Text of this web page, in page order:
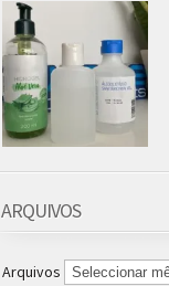
ARQUIVOS
Arquivos